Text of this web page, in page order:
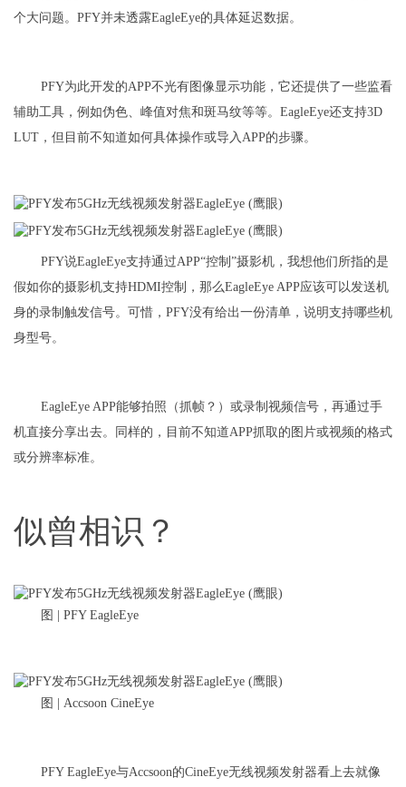
个大问题。PFY并未透露EagleEye的具体延迟数据。
PFY为此开发的APP不光有图像显示功能，它还提供了一些监看
辅助工具，例如伪色、峰值对焦和斑马纹等等。EagleEye还支持3D
LUT，但目前不知道如何具体操作或导入APP的步骤。
PFY说EagleEye支持通过APP“控制”摄影机，我想他们所指的是
假如你的摄影机支持HDMI控制，那么EagleEye APP应该可以发送机
身的录制触发信号。可惜，PFY没有给出一份清单，说明支持哪些机
身型号。
EagleEye APP能够拍照（抓帧？）或录制视频信号，再通过手
机直接分享出去。同样的，目前不知道APP抓取的图片或视频的格式
或分辨率标准。
似曾相识？
图 | PFY EagleEye
图 | Accsoon CineEye
PFY EagleEye与Accsoon的CineEye无线视频发射器看上去就像